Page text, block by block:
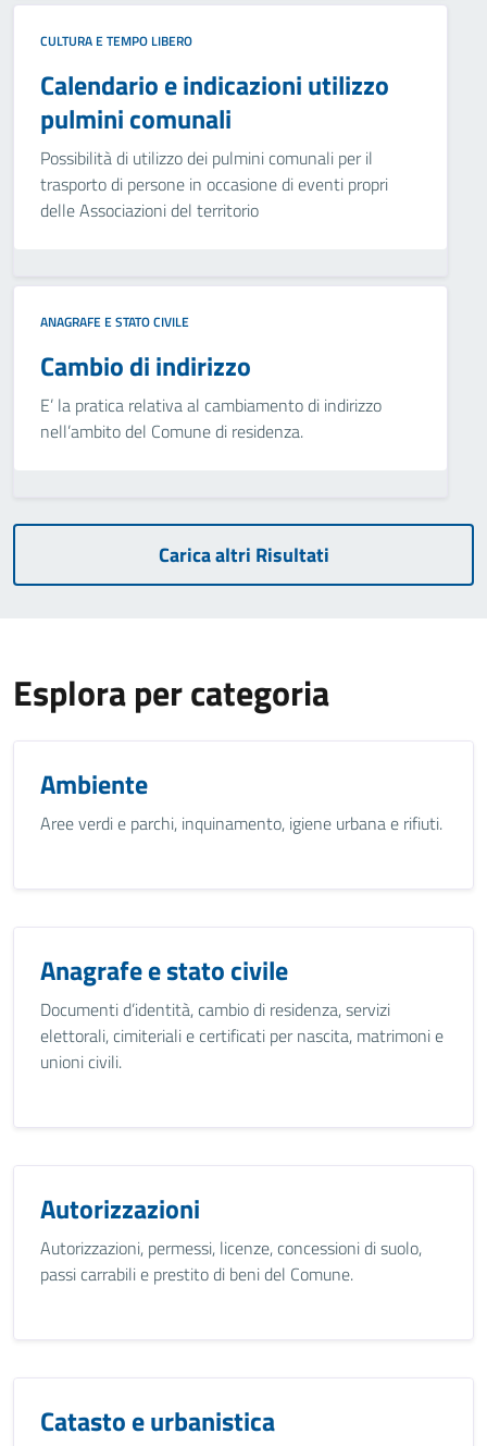
CULTURA E TEMPO LIBERO
Calendario e indicazioni utilizzo
pulmini comunali
Possibilità di utilizzo dei pulmini comunali per il
trasporto di persone in occasione di eventi propri
delle Associazioni del territorio
ANAGRAFE E STATO CIVILE
Cambio di indirizzo
E’ la pratica relativa al cambiamento di indirizzo
nell’ambito del Comune di residenza.
Carica altri Risultati
Esplora per categoria
Ambiente
Aree verdi e parchi, inquinamento, igiene urbana e rifiuti.
Anagrafe e stato civile
Documenti d’identità, cambio di residenza, servizi
elettorali, cimiteriali e certificati per nascita, matrimoni e
unioni civili.
Autorizzazioni
Autorizzazioni, permessi, licenze, concessioni di suolo,
passi carrabili e prestito di beni del Comune.
Catasto e urbanistica